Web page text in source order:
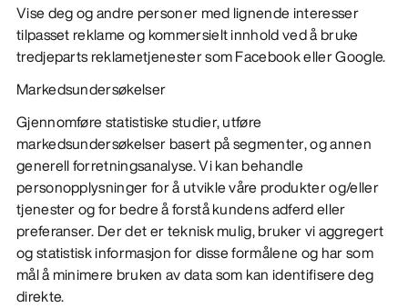
Vise deg og andre personer med lignende interesser
tilpasset reklame og kommersielt innhold ved å bruke
tredjeparts reklametjenester som Facebook eller Google.
Markedsundersøkelser
Gjennomføre statistiske studier, utføre
markedsundersøkelser basert på segmenter, og annen
generell forretningsanalyse. Vi kan behandle
personopplysninger for å utvikle våre produkter og/eller
tjenester og for bedre å forstå kundens adferd eller
preferanser. Der det er teknisk mulig, bruker vi aggregert
og statistisk informasjon for disse formålene og har som
mål å minimere bruken av data som kan identifisere deg
direkte.